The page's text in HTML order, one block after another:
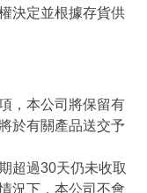
決定並根據存貨供
，本公司將保留有
於有關產品送交予
超過30天仍未收取
況下，本公司不會